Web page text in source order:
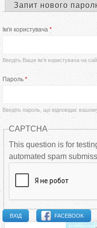
е
в
н
н
в
к
Запит нового
Ім'я користувача *
Введіть Ваше ім’я користувача на
Пароль *
Введіть пароль, що відповідає
CAPTCHA
This question is for
automated spam
FACEBOOK